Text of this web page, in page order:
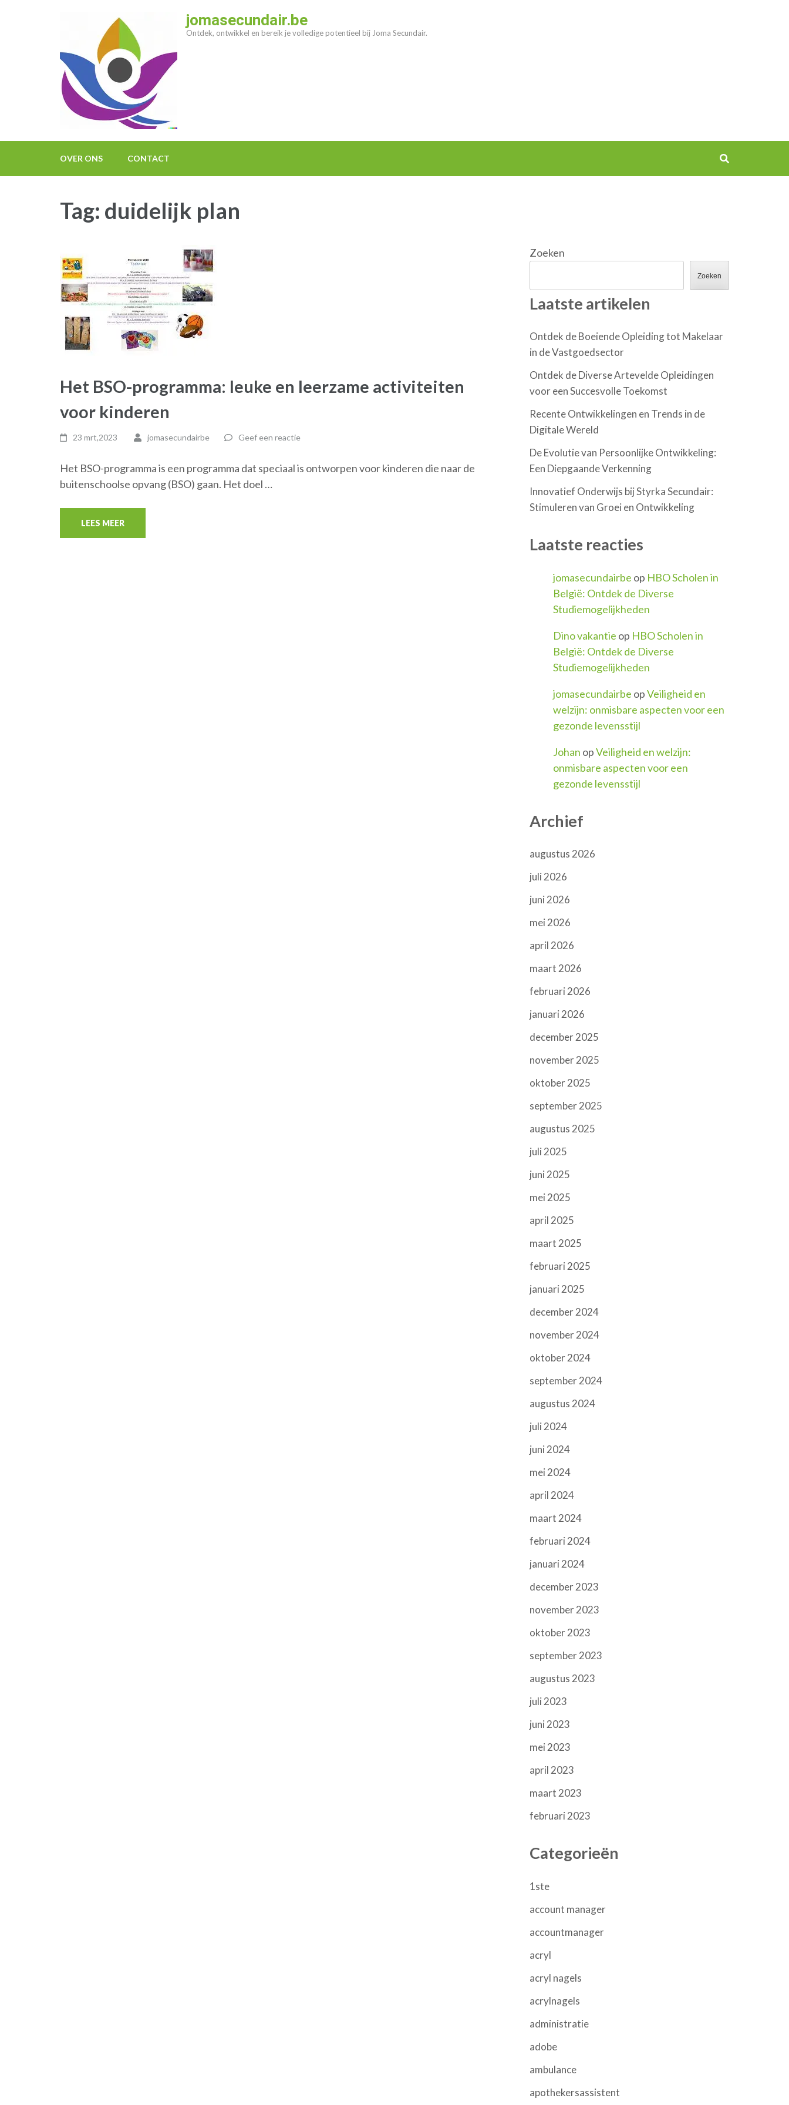
jomasecundair.be
Ontdek, ontwikkel en bereik je volledige potentieel bij Joma Secundair.
OVER ONS CONTACT
Tag: duidelijk plan
Het BSO-programma: leuke en leerzame activiteiten
voor kinderen
23 mrt,2023 jomasecundairbe Geef een reactie
Het BSO-programma is een programma dat speciaal is ontworpen voor kinderen die naar de
buitenschoolse opvang (BSO) gaan. Het doel …
LEES MEER
Zoeken
Zoeken
Laatste artikelen
Ontdek de Boeiende Opleiding tot Makelaar
in de Vastgoedsector
Ontdek de Diverse Artevelde Opleidingen
voor een Succesvolle Toekomst
Recente Ontwikkelingen en Trends in de
Digitale Wereld
De Evolutie van Persoonlijke Ontwikkeling:
Een Diepgaande Verkenning
Innovatief Onderwijs bij Styrka Secundair:
Stimuleren van Groei en Ontwikkeling
Laatste reacties
jomasecundairbe op HBO Scholen in
België: Ontdek de Diverse
Studiemogelijkheden
Dino vakantie op HBO Scholen in
België: Ontdek de Diverse
Studiemogelijkheden
jomasecundairbe opVeiligheid en
welzijn: onmisbare aspecten voor een
gezonde levensstijl
Johan opVeiligheid en welzijn:
onmisbare aspecten voor een
gezonde levensstijl
Archief
augustus 2026
juli 2026
juni 2026
mei 2026
april 2026
maart 2026
februari 2026
januari 2026
december 2025
november 2025
oktober 2025
september 2025
augustus 2025
juli 2025
juni 2025
mei 2025
april 2025
maart 2025
februari 2025
januari 2025
december 2024
november 2024
oktober 2024
september 2024
augustus 2024
juli 2024
juni 2024
mei 2024
april 2024
maart 2024
februari 2024
januari 2024
december 2023
november 2023
oktober 2023
september 2023
augustus 2023
juli 2023
juni 2023
mei 2023
april 2023
maart 2023
februari 2023
Categorieën
1ste
account manager
accountmanager
acryl
acryl nagels
acrylnagels
administratie
adobe
ambulance
apothekersassistent